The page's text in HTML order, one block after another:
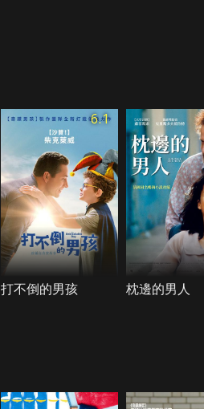
6.1
打不倒的男孩 枕邊的男人